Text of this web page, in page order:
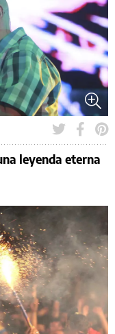
leyenda eterna